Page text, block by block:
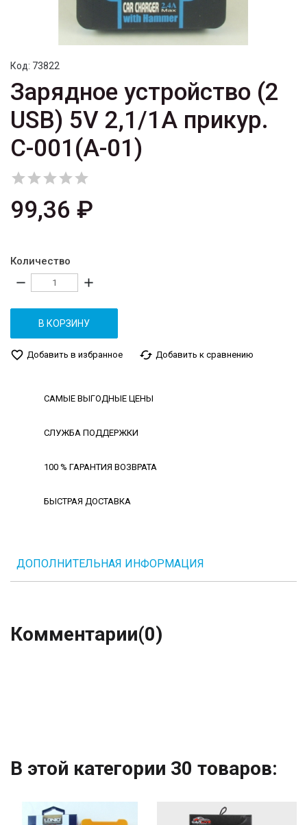
Код: 73822
Зарядное устройство (2
USB) 5V 2,1/1A прикур.
C-001(A-01)

99,36 ₽
Количество
remove add
В КОРЗИНУ
favorite_border Добавить в избранное cached Добавить к сравнению
САМЫЕ ВЫГОДНЫЕ ЦЕНЫ
СЛУЖБА ПОДДЕРЖКИ
100 % ГАРАНТИЯ ВОЗВРАТА
БЫСТРАЯ ДОСТАВКА
ДОПОЛНИТЕЛЬНАЯ ИНФОРМАЦИЯ
Комментарии(0)
В этой категории 30 товаров: